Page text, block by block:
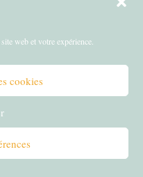
web et votre expérience.
cookies
: vive les muffins !
26 MARS 2019